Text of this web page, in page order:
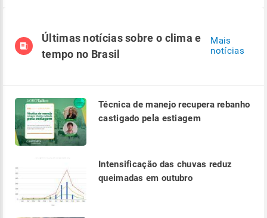
Últimas notícias sobre o clima e
tempo no Brasil
Mais
notícias
Técnica de manejo recupera rebanho
castigado pela estiagem
Intensificação das chuvas reduz
queimadas em outubro